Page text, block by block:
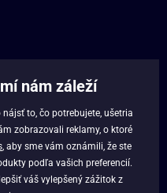
nám záleží
to, čo potrebujete, ušetria
zobrazovali reklamy, o ktoré
, aby sme vám oznámili, že ste
podľa vašich preferencií.
váš vylepšený zážitok z